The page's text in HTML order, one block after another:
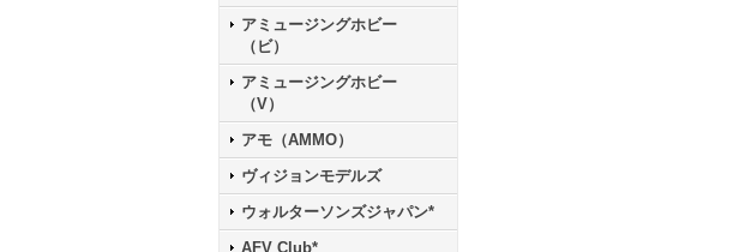
アミュージングホビー
（ビ）
アミュージングホビー
（V）
アモ（AMMO）
ヴィジョンモデルズ
ウォルターソンズジャパン*
AFV Club*